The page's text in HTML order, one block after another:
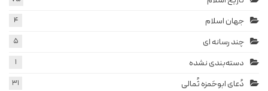
جهان اسلام 4
چند رسانه ای 5
دسته‌بندی نشده 1
دُعای ابوحَمزه ثُمالی 31